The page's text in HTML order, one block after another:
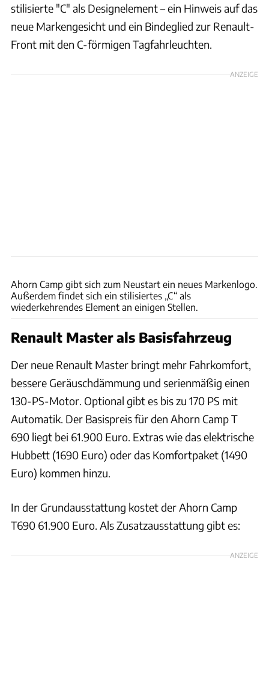
stilisierte "C" als Designelement – ein Hinweis auf das
neue Markengesicht und ein Bindeglied zur Renault-
Front mit den C-förmigen Tagfahrleuchten.
ANZEIGE
Ahorn Camp gibt sich zum Neustart ein neues Markenlogo.
Außerdem findet sich ein stilisiertes „C“ als
wiederkehrendes Element an einigen Stellen.
Renault Master als Basisfahrzeug
Der neue Renault Master bringt mehr Fahrkomfort,
bessere Geräuschdämmung und serienmäßig einen
130-PS-Motor. Optional gibt es bis zu 170 PS mit
Automatik. Der Basispreis für den Ahorn Camp T
690 liegt bei 61.900 Euro. Extras wie das elektrische
Hubbett (1690 Euro) oder das Komfortpaket (1490
Euro) kommen hinzu.
In der Grundausstattung kostet der Ahorn Camp
T690 61.900 Euro. Als Zusatzausstattung gibt es:
ANZEIGE